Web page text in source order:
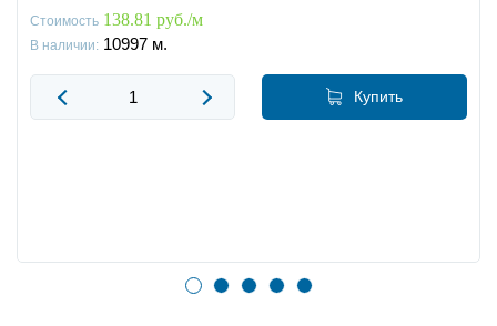
Стоимость 138.81 руб./м
В наличии: 10997 м.
Купить